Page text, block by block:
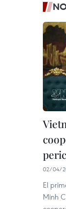
02/04/
El
Minh